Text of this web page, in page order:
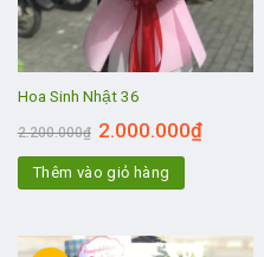
Hoa Sinh Nhật 36
2.200.000₫ 2.000.000₫
Thêm vào giỏ hàng